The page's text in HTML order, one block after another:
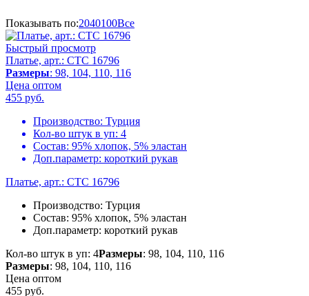
Показывать по:2040100Все
Быстрый просмотр
Платье, арт.: CTC 16796
Размеры: 98, 104, 110, 116
Цена оптом
455 руб.
Производство: Турция
Кол-во штук в уп: 4
Состав: 95% хлопок, 5% эластан
Доп.параметр: короткий рукав
Платье, арт.: CTC 16796
Производство: Турция
Состав: 95% хлопок, 5% эластан
Доп.параметр: короткий рукав
Кол-во штук в уп: 4Размеры: 98, 104, 110, 116
Размеры: 98, 104, 110, 116
Цена оптом
455 руб.